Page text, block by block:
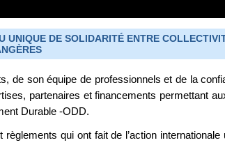
UNIQUE DE SOLIDARITÉ ENTRE
de son équipe de professionnels et de la
partenaires et financements permettant
Durable -ODD.
qui ont fait de l’action